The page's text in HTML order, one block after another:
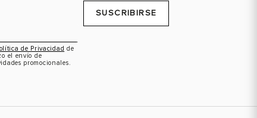
de Privacidad de
el envío de
promocionales.
SUSCRIBIRSE